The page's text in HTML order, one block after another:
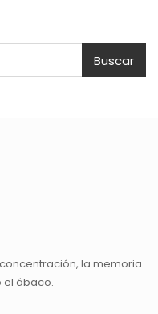
Buscar
la memoria
el ábaco.